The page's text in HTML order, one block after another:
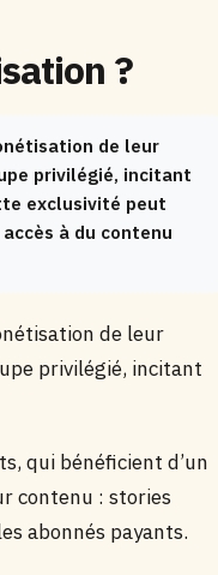
?
de leur
privilégié, incitant
exclusivité peut
à du contenu
de leur
privilégié, incitant
qui bénéficient d’un
contenu : stories
abonnés payants.